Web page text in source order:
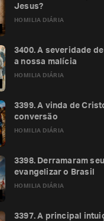
HOMILIA DIÁRIA
Jesus?
HOMILIA DIÁRIA
3400. A severidade
a nossa malícia
HOMILIA DIÁRIA
3399. A vinda de
conversão
HOMILIA DIÁRIA
3398. Derramaram
evangelizar o Brasil
3397. A principal